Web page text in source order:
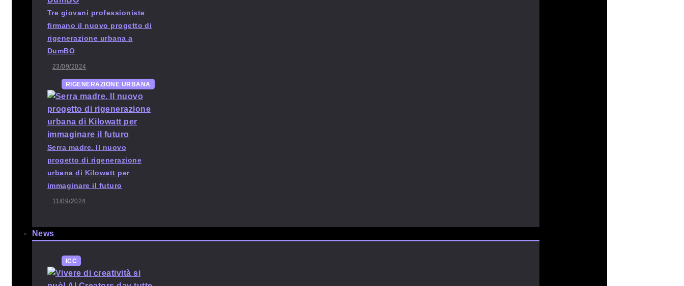
Tre giovani professioniste
firmano il nuovo progetto di
rigenerazione urbana a
DumBO
23/09/2024
RIGENERAZIONE URBANA
Serra madre. Il nuovo
progetto di rigenerazione
urbana di Kilowatt per
immaginare il futuro
11/09/2024
News
ICC